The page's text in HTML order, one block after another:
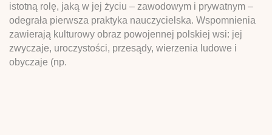
istotną rolę, jaką w jej życiu – zawodowym i prywatnym –
odegrała pierwsza praktyka nauczycielska. Wspomnienia
zawierają kulturowy obraz powojennej polskiej wsi: jej
zwyczaje, uroczystości, przesądy, wierzenia ludowe i
obyczaje (np.